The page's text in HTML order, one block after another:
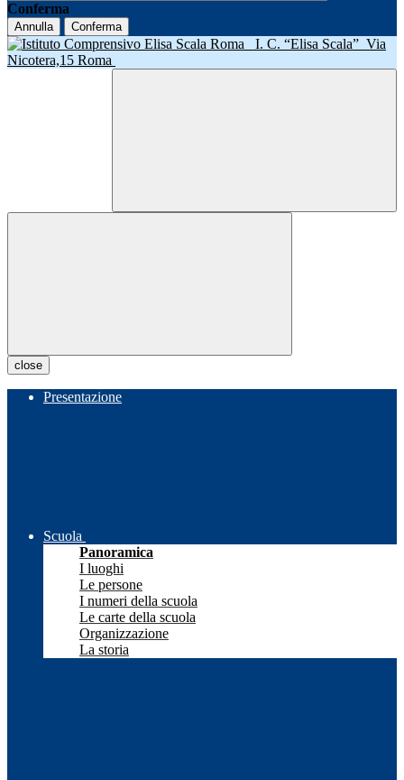
Conferma
Annulla Conferma
I. C. “Elisa Scala” Via
Nicotera,15 Roma
close
Presentazione
Scuola
Panoramica
I luoghi
Le persone
I numeri della scuola
Le carte della scuola
Organizzazione
La storia